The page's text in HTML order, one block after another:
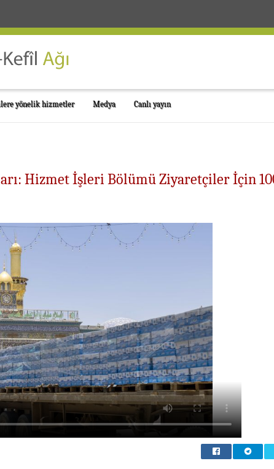
yönelik hizmetler Medya Canlı yayın
Hizmet İşleri Bölümü Ziyaretçiler İçin